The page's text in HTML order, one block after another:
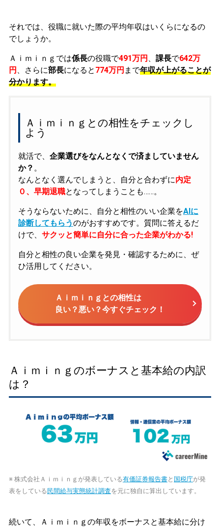
それでは、役職に就いた際の平均年収はいくらになるの
でしょうか。
Ａｉｍｉｎｇでは係長の役職で491万円 課長で642万
円
、さらに部長になると 774万円 まで年収が上がることが
分かります。
Ａｉｍｉｎｇとの相性をチェックし
よう
就活で、 企業選びをなんとなくで済ましていません
か？ 。
なんとなく選んでしまうと、自分と合わずに内定
０、早期退職となってしまうことも……。
そうならないために、自分と相性のいい企業をAIに
診断してもらうのがおすすめです。質問に答えるだ
けで、 サクッと簡単に自分に合った企業がわかる!
自分と相性の良い企業を発見・確認するために、ぜ
ひ活用してください。
Ａｉｍｉｎｇとの相性は
良い？悪い？今すぐチェック！
Ａｉｍｉｎｇのボーナスと基本給の内訳
は？
※ 株式会社Ａｉｍｉｎｇが発表している有価証券報告書と 国税庁が発
表をしている 民間給与実態統計調査を元に独自に算出しています。
続いて、Ａｉｍｉｎｇの年収をボーナスと基本給に分け